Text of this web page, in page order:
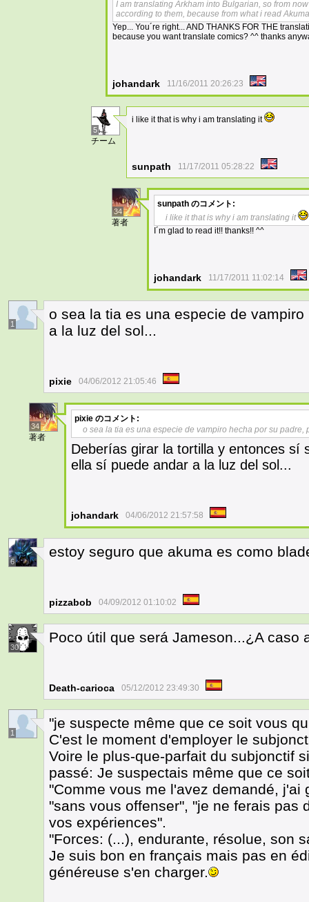
I am translating Arkham into Bulgarian, so from
according to them, because from what i read
Yep... You´re right... AND THANKS FOR THE
because you want translate comics? ^^ thanks
johandark 11/16/2011 20:26:23
5
チーム
i like it that is why i am translating it
sunpath 11/17/2011 05:28:22
34
著者
sunpath のコメント:
i like it that is why i am translating it
I´m glad to read it!! thanks!! ^^
johandark 11/17/2011 11:02:14
1
o sea la tia es una especie de
a la luz del sol...
pixie 04/06/2012 21:05:46
34
著者
pixie のコメント:
o sea la tia es una especie de vampiro hecha por su padre,
Deberías girar la tortilla y entonces sí
ella sí puede andar a la luz del sol...
johandark 04/06/2012 21:57:58
6
estoy seguro que akuma es como
pizzabob 04/09/2012 01:10:02
30
Poco útil que será Jameson...¿A caso
Death-carioca 05/12/2012 23:49:30
1
"je suspecte même que ce soit vous
C'est le moment d'employer le
Voire le plus-que-parfait du subjonctif
passé: Je suspectais même que ce
"Comme vous me l'avez demandé, j'ai
"sans vous offenser", "je ne ferais pas
vos expériences".
"Forces: (...), endurante, résolue, son
Je suis bon en français mais pas en
généreuse s'en charger.